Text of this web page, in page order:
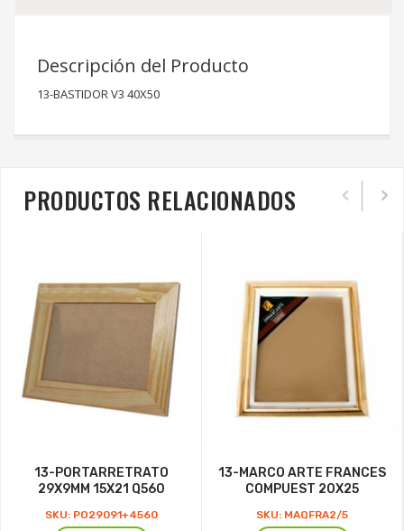
Descripción del Producto
13-BASTIDOR V3 40X50
PRODUCTOS RELACIONADOS
13-PORTARRETRATO
29X9MM 15X21 Q560
SKU: PO29091+4560
13-MARCO ARTE FRANCES
COMPUEST 20X25
SKU: MAQFRA2/5